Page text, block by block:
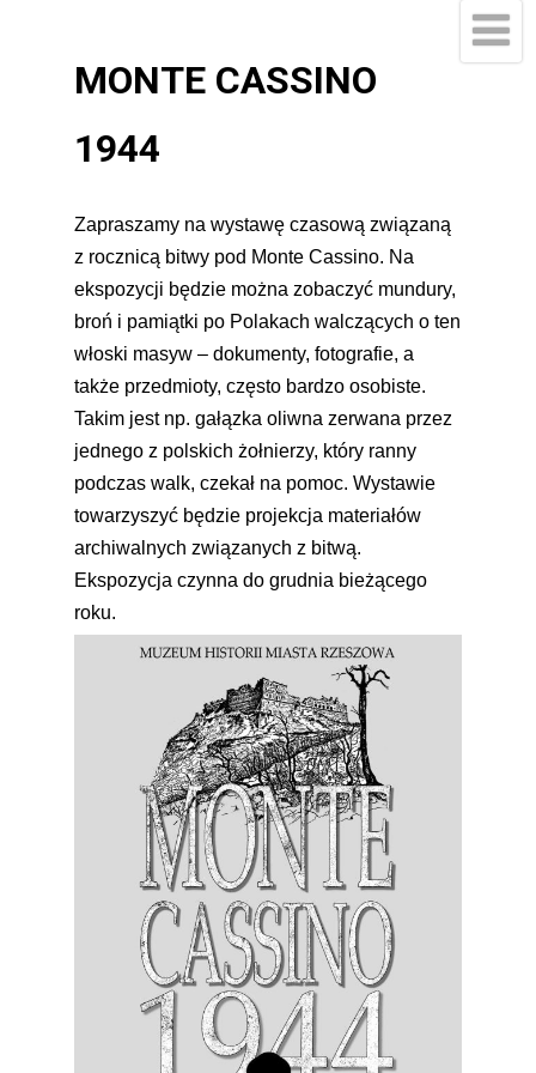
MONTE CASSINO
1944
Zapraszamy na wystawę czasową związaną
z rocznicą bitwy pod Monte Cassino. Na
ekspozycji będzie można zobaczyć mundury,
broń i pamiątki po Polakach walczących o ten
włoski masyw – dokumenty, fotografie, a
także przedmioty, często bardzo osobiste.
Takim jest np. gałązka oliwna zerwana przez
jednego z polskich żołnierzy, który ranny
podczas walk, czekał na pomoc. Wystawie
towarzyszyć będzie projekcja materiałów
archiwalnych związanych z bitwą.
Ekspozycja czynna do grudnia bieżącego
roku.